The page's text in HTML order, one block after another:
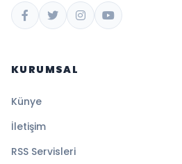
KURUMSAL
Künye
İletişim
RSS Servisleri